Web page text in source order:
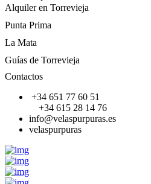
Alquiler en Torrevieja
Punta Prima
La Mata
Guías de Torrevieja
Contactos
+34 651 77 60 51
+34 615 28 14 76
info@velaspurpuras.es
velaspurpuras